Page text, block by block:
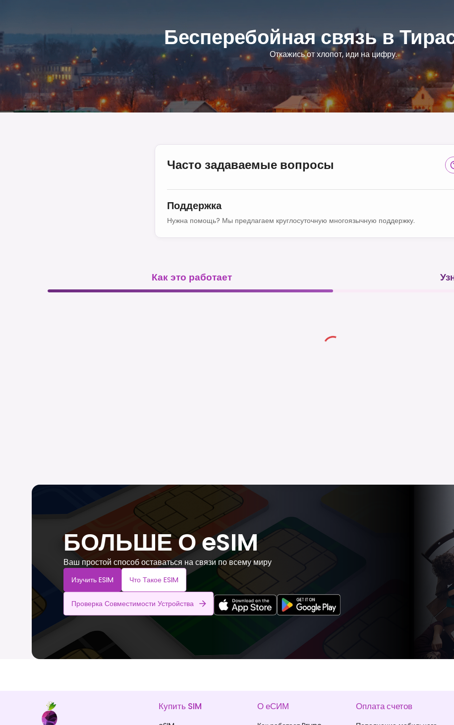
Бесперебойная связь в
Откажись от хлопот, иди на цифру.
Часто задаваемые вопросы
Поддержка
Нужна помощь? Мы предлагаем круглосуточную многоязычную поддержку.
Как это работает
БОЛЬШЕ О eSIM
Ваш простой способ оставаться на связи по всему миру
Изучить ESIM Что Такое ESIM
Проверка Совместимости Устройства
Купить SIM О еСИМ Оплата счетов